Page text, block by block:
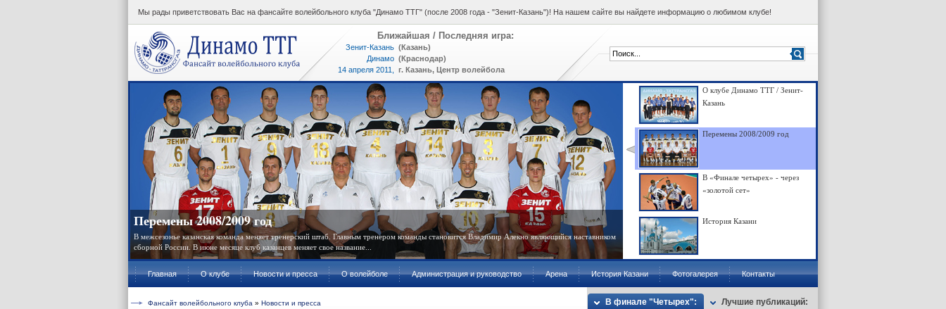
Мы рады приветствовать Вас на фансайте волейбольного клуба "Динамо ТТГ" (после 2008 года - "Зенит-Казань")! На нашем сайте вы найдете информацию о любимом клубе!
ВК "Динамо ТТГ"
Ближайшая / Последняя игра:
Зенит-Казань (Казань)
Динамо (Краснодар)
14 апреля 2011,
17:00
г. Казань, Центр волейбола
О клубе Динамо ТТГ / Зенит-
Казань
Перемены 2008/2009 год
В «Финале четырех» - через
«золотой сет»
История Казани
Перемены 2008/2009 год
В межсезонье казанская команда меняет тренерский штаб. Главным тренером команды становится Владимир Алекно являющийся наставником
сборной России. В июне месяце клуб казанцев меняет свое название...
Главная О клубе Новости и пресса О волейболе Администрация и руководство Арена История Казани Фотогалерея Контакты
Фансайт волейбольного клуба » Новости и пресса В финале "Четырех": Лучшие публикаций: